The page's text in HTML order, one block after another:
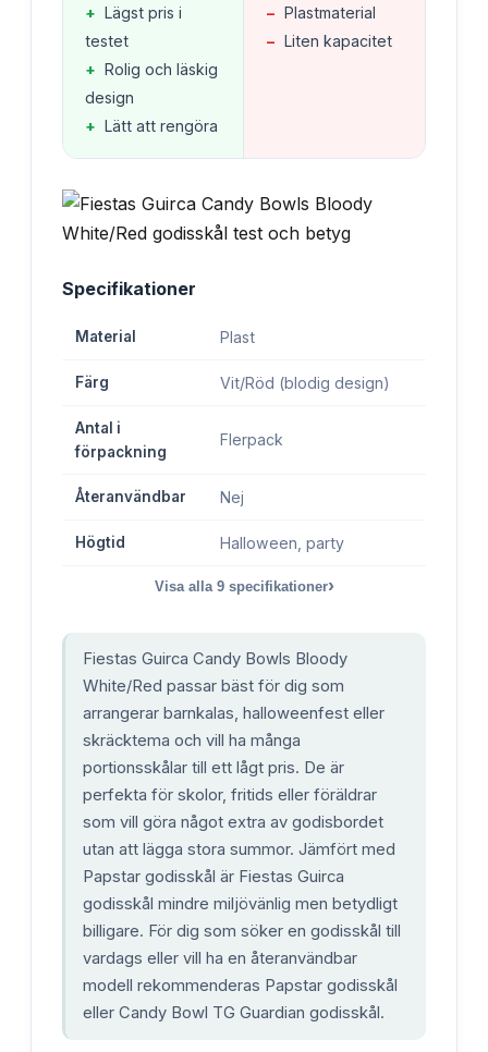
+ Lägst pris i
testet
+ Rolig och läskig
design
+ Lätt att rengöra
− Plastmaterial
− Liten kapacitet
Specifikationer
Material Plast
Färg Vit/Röd (blodig design)
Antal i
förpackning
Flerpack
Återanvändbar Nej
Högtid Halloween, party
Visa alla 9specifikationer›
Fiestas Guirca Candy Bowls Bloody
White/Red passar bäst för dig som
arrangerar barnkalas, halloweenfest eller
skräcktema och vill ha många
portionsskålar till ett lågt pris. De är
perfekta för skolor, fritids eller föräldrar
som vill göra något extra av godisbordet
utan att lägga stora summor. Jämfört med
Papstar godisskål är Fiestas Guirca
godisskål mindre miljövänlig men betydligt
billigare. För dig som söker en godisskål till
vardags eller vill ha en återanvändbar
modell rekommenderas Papstar godisskål
eller Candy Bowl TG Guardian godisskål.